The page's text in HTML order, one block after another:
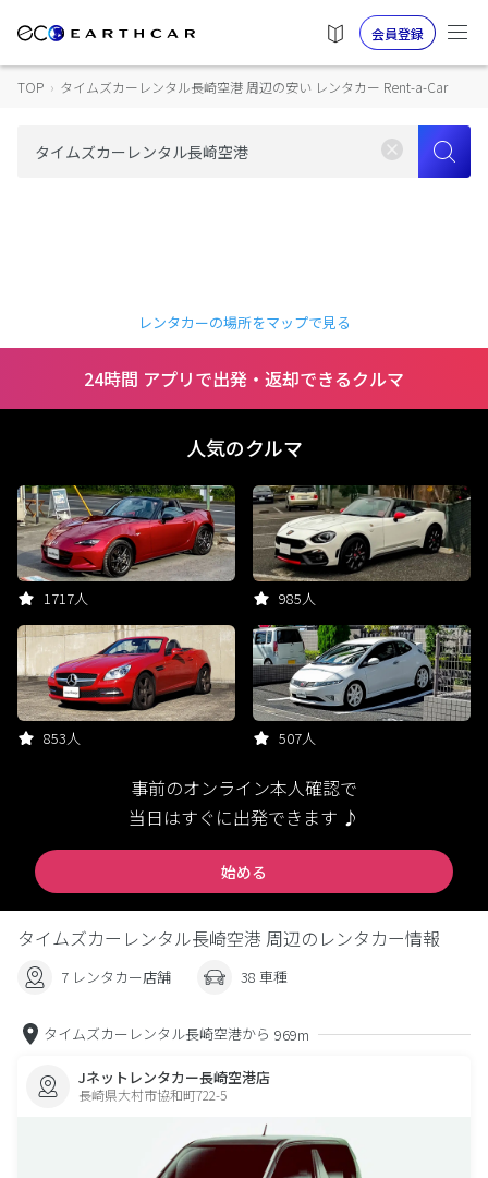
会員登録
TOP › タイムズカーレンタル長崎空港 周辺の安い レンタカー Rent-a-Car
レンタカーの場所をマップで見る
24時間 アプリで出発・返却できるクルマ
人気のクルマ
1717人 985人
853人 507人
事前のオンライン本人確認で
当日はすぐに出発できます ♪
始める
タイムズカーレンタル長崎空港 周辺のレンタカー情報
7 レンタカー店舗 38 車種
タイムズカーレンタル長崎空港から 969m
Jネットレンタカー長崎空港店
長崎県大村市協和町722-5